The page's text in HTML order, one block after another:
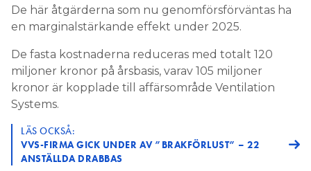
De här åtgärderna som nu genomförsförväntas ha
en marginalstärkande effekt under 2025.
De fasta kostnaderna reduceras med totalt 120
miljoner kronor på årsbasis, varav 105 miljoner
kronor är kopplade till affärsområde Ventilation
Systems.
LÄS OCKSÅ:
VVS-FIRMA GICK UNDER AV ”BRAKFÖRLUST” – 22
ANSTÄLLDA DRABBAS